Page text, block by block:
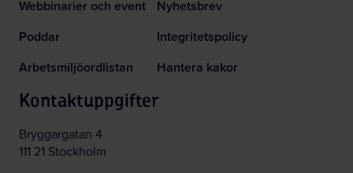
Webbinarier och event
Poddar
Arbetsmiljöordlistan
Nyhetsbrev
Integritetspolicy
Hantera kakor
Kontaktuppgifter
Bryggargatan 4
111 21 Stockholm